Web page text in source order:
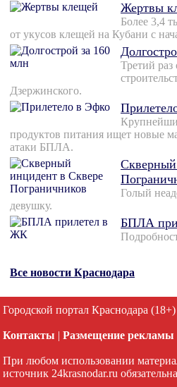
Жертвы
Более 3,4
от укусов клещей на Кубани с
Третий раз
Дзержинского.
продуктов питания ищет новые
атаки БПЛА.
Голый
девушку.
БПЛА
Все новости Краснодара
Городской портал Краснодара (18+)
Контакты | Размещение рекламы
При любом использовании
источник 24krasnodar.ru